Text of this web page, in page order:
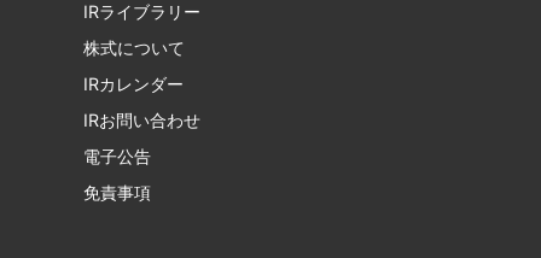
IRライブラリー
株式について
IRカレンダー
IRお問い合わせ
電子公告
免責事項